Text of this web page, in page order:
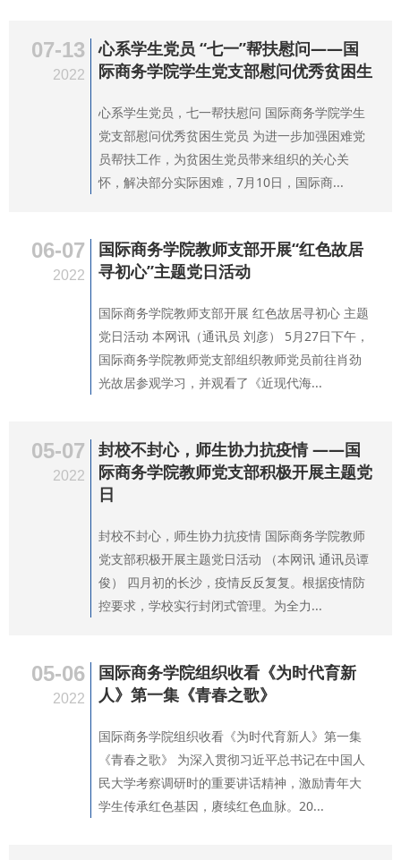
07-13
2022
心系学生党员 “七一”帮扶慰问——国
际商务学院学生党支部慰问优秀贫困生
心系学生党员，七一帮扶慰问 国际商务学院学生
党支部慰问优秀贫困生党员 为进一步加强困难党
员帮扶工作，为贫困生党员带来组织的关心关
怀，解决部分实际困难，7月10日，国际商...
06-07
2022
国际商务学院教师支部开展“红色故居
寻初心”主题党日活动
国际商务学院教师支部开展 红色故居寻初心 主题
党日活动 本网讯（通讯员 刘彦） 5月27日下午，
国际商务学院教师党支部组织教师党员前往肖劲
光故居参观学习，并观看了《近现代海...
05-07
2022
封校不封心，师生协力抗疫情 ——国
际商务学院教师党支部积极开展主题党
日
封校不封心，师生协力抗疫情 国际商务学院教师
党支部积极开展主题党日活动 （本网讯 通讯员谭
俊） 四月初的长沙，疫情反反复复。根据疫情防
控要求，学校实行封闭式管理。为全力...
05-06
2022
国际商务学院组织收看《为时代育新
人》第一集《青春之歌》
国际商务学院组织收看《为时代育新人》第一集
《青春之歌》 为深入贯彻习近平总书记在中国人
民大学考察调研时的重要讲话精神，激励青年大
学生传承红色基因，赓续红色血脉。20...